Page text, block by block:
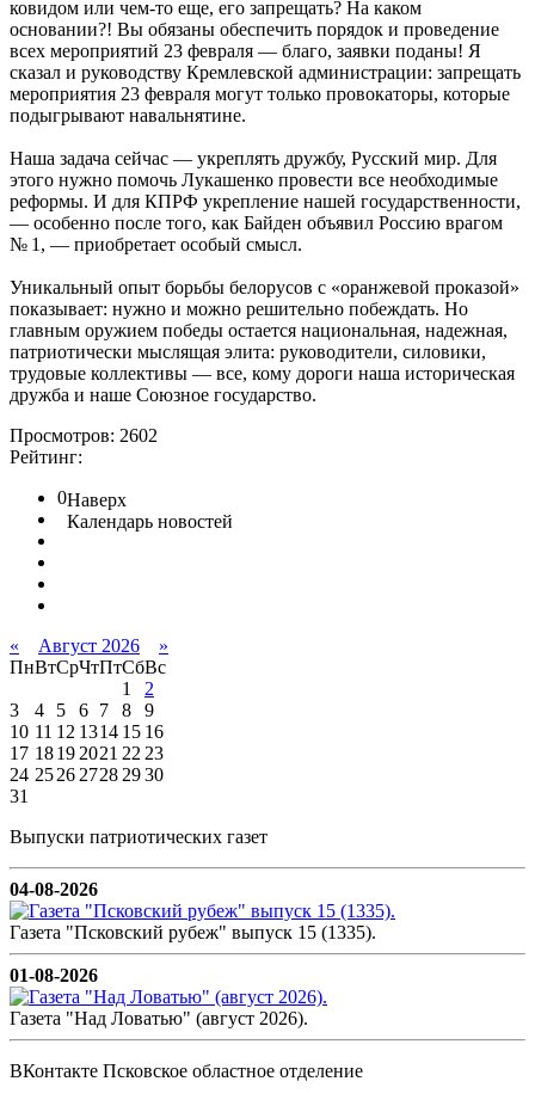
ковидом или чем-то еще, его запрещать? На каком
основании?! Вы обязаны обеспечить порядок и проведение
всех мероприятий 23 февраля — благо, заявки поданы! Я
сказал и руководству Кремлевской администрации: запрещать
мероприятия 23 февраля могут только провокаторы, которые
подыгрывают навальнятине.
Наша задача сейчас — укреплять дружбу, Русский мир. Для
этого нужно помочь Лукашенко провести все необходимые
реформы. И для КПРФ укрепление нашей государственности,
— особенно после того, как Байден объявил Россию врагом
№ 1, — приобретает особый смысл.
Уникальный опыт борьбы белорусов с «оранжевой проказой»
показывает: нужно и можно решительно побеждать. Но
главным оружием победы остается национальная, надежная,
патриотически мыслящая элита: руководители, силовики,
трудовые коллективы — все, кому дороги наша историческая
дружба и наше Союзное государство.
Просмотров: 2602
Рейтинг:
0Наверх
Календарь новостей
« Август 2026
»
ПнВтСрЧтПтСбВс
1
2
3
4 5 6 7 8
9
10 11 12 1314 15 16
17 18192021 2223
24 252627282930
31
Выпуски патриотических газет
04-08-2026
Газета "Псковский рубеж" выпуск 15 (1335).
01-08-2026
Газета "Над Ловатью" (август 2026).
ВКонтакте Псковское областное отделение